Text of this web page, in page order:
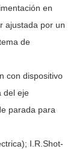
en
ajustada por un
de
con dispositivo
del eje
parada para
I.R.Shot-